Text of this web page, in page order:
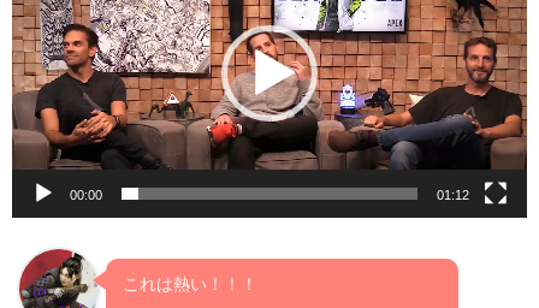
プ
レ
ー
ヤ
ー
00:00 01:12
これは熱い！！！